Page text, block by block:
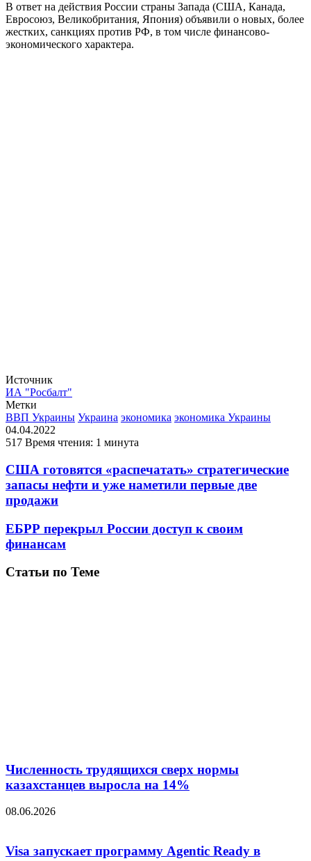
В ответ на действия России страны Запада (США, Канада,
Евросоюз, Великобритания, Япония) объявили о новых, более
жестких, санкциях против РФ, в том числе финансово-
экономического характера.
Источник
ИА "Росбалт"
Метки
ВВП Украины Украина экономика экономика Украины
04.04.2022
517 Время чтения: 1 минута
США готовятся «распечатать» стратегические
запасы нефти и уже наметили первые две
продажи
ЕБРР перекрыл России доступ к своим
финансам
Статьи по Теме
Численность трудящихся сверх нормы
казахстанцев выросла на 14%
08.06.2026
Visa запускает программу Agentic Ready в